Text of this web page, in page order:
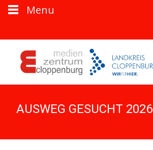
AUSWEG GESUCHT 2026
Menu